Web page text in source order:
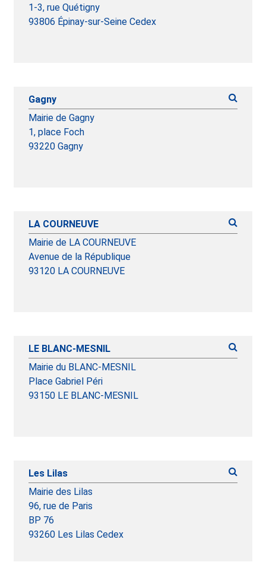
1-3, rue Quétigny
93806 Épinay-sur-Seine Cedex
Gagny
Mairie de Gagny
1, place Foch
93220 Gagny
LA COURNEUVE
Mairie de LA COURNEUVE
Avenue de la République
93120 LA COURNEUVE
LE BLANC-MESNIL
Mairie du BLANC-MESNIL
Place Gabriel Péri
93150 LE BLANC-MESNIL
Les Lilas
Mairie des Lilas
96, rue de Paris
BP 76
93260 Les Lilas Cedex